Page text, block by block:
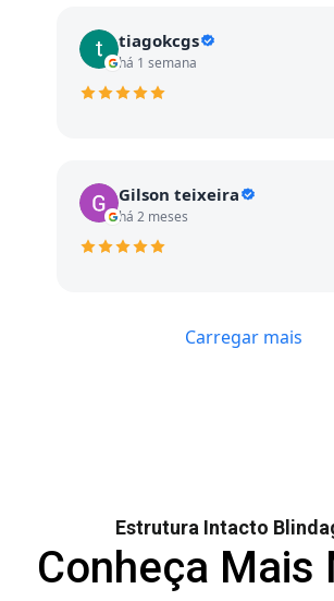
tiagokcgs
há 1 semana
Gilson teixeira
há 2 meses
Carregar mais
Estrutura Intacto
Conheça Mais